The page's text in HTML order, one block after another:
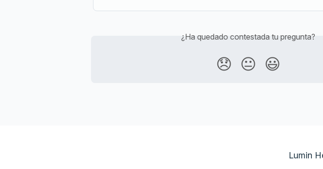
¿Ha quedado contestada tu pregunta?
😞 😐 😃
Lumin